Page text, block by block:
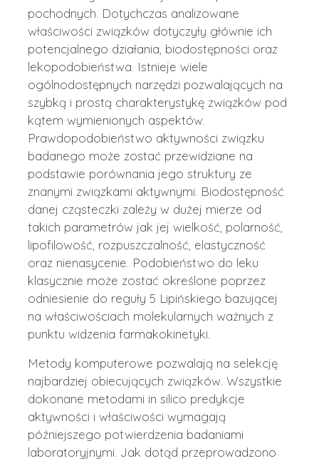
pochodnych. Dotychczas analizowane
właściwości związków dotyczyły głównie ich
potencjalnego działania, biodostępności oraz
lekopodobieństwa. Istnieje wiele
ogólnodostępnych narzędzi pozwalających na
szybką i prostą charakterystykę związków pod
kątem wymienionych aspektów.
Prawdopodobieństwo aktywności związku
badanego może zostać przewidziane na
podstawie porównania jego struktury ze
znanymi związkami aktywnymi. Biodostępność
danej cząsteczki zależy w dużej mierze od
takich parametrów jak jej wielkość, polarność,
lipofilowość, rozpuszczalność, elastyczność
oraz nienasycenie. Podobieństwo do leku
klasycznie może zostać określone poprzez
odniesienie do reguły 5 Lipińskiego bazującej
na właściwościach molekularnych ważnych z
punktu widzenia farmakokinetyki.
Metody komputerowe pozwalają na selekcję
najbardziej obiecujących związków. Wszystkie
dokonane metodami in silico predykcje
aktywności i właściwości wymagają
późniejszego potwierdzenia badaniami
laboratoryjnymi. Jak dotąd przeprowadzono